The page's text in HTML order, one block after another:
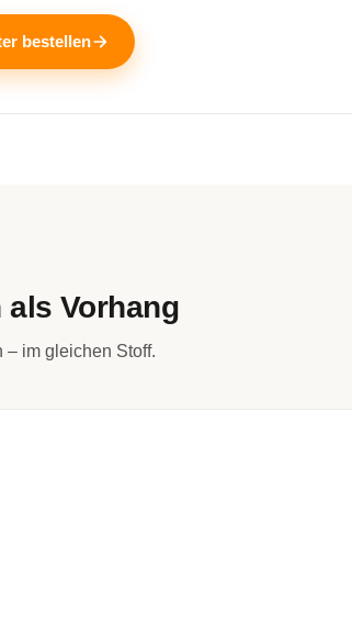
bestellen
Vorhang
– im gleichen Stoff.